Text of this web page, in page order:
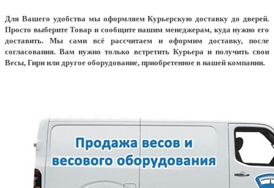
Для Вашего удобства мы оформляем Курьерскую доставку до дверей.
Просто выберите Товар и сообщите нашим менеджерам, куда нужно его
доставить. Мы сами всё рассчитаем и оформим доставку, после
согласования. Вам нужно только встретить Курьера и получить свои
Весы, Гири или другое оборудование, приобретенное в нашей компании.